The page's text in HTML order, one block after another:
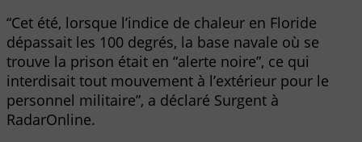
“Cet été, lorsque l’indice de chaleur en Floride
dépassait les 100 degrés, la base navale où se
trouve la prison était en “alerte noire”, ce qui
interdisait tout mouvement à l’extérieur pour le
personnel militaire”, a déclaré Surgent à
RadarOnline.